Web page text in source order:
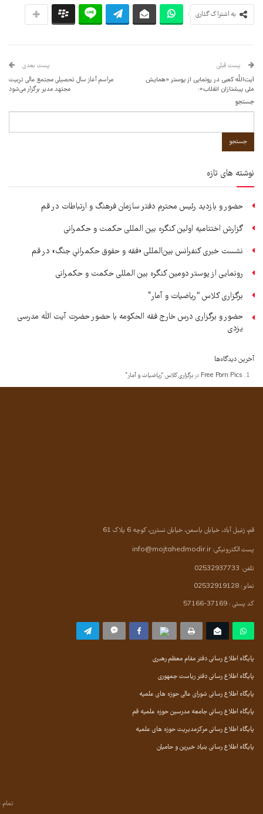
به اشتراک گذاری
پست قبلی
آیت‌الله کعبی در رونمایی از پوستر «همایش
ملی پیشتازان انقلاب»:
پست بعدی
مراسم آغاز سال تحصیلی مجتمع عالی تربیت
مجتهد مدیر برگزار می‌شود
جستجو
جستجو
نوشته های تازه
حضور و بازدید رئیس محترم دفتر سازمان فرهنگ و ارتباطات در قم
گزارش اختتامیه اولین کنگره بین المللی حکمت و حکمرانی
نشست خبری کنفرانس بین‌المللی «فقه و حقوق حکمرانیِ جنگ» در قم
رونمایی از پوستر دومین کنگره بین المللی حکمت و حکمرانی
برگزاری کلاس “ریاضیات و آمار”
حضور و برگزاری درس خارج فقه الحکومه با حضور حضرت آیت الله مدرسی
یزدی
آخرین دیدگاه‌ها
Free Porn Pics در برگزاری کلاس “ریاضیات و آمار”
قم، زنبیل آباد، خیابان یاسمن، خیابان نسترن، کوچه 6 پلاک 61
پست الکترونیکی:info@mojtahedmodir.ir
تلفن: 02532937733
نمابر: 02532919128
کد پستی : 37169-57166
پایگاه اطلاع رسانی دفتر مقام معظم رهبری
پایگاه اطلاع رسانی دفتر ریاست جمهوری
پایگاه اطلاع رسانی شورای عالی حوزه های علمیه
پایگاه اطلاع رسانی جامعه مدرسین حوزه علمیه قم
پایگاه اطلاع رسانی مرکزمدیریت حوزه های علمیه
پایگاه اطلاع رسانی بنیاد خیرین و حامیان